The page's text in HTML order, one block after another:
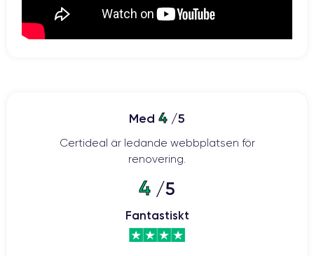
Med 4 /5
Certideal är ledande webbplatsen för
renovering.
4 /5
Fantastiskt